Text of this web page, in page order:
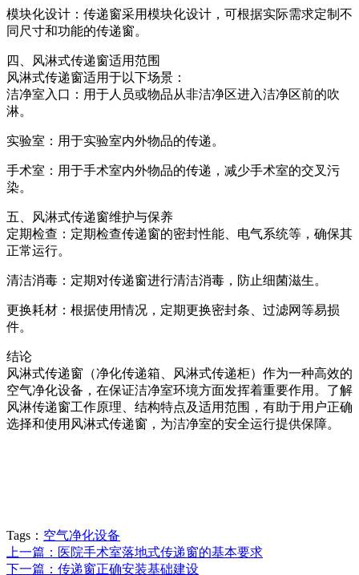
模块化设计：传递窗采用模块化设计，可根据实际需求定制不
同尺寸和功能的传递窗。
四、风淋式传递窗适用范围
风淋式传递窗适用于以下场景：
洁净室入口：用于人员或物品从非洁净区进入洁净区前的吹
淋。
实验室：用于实验室内外物品的传递。
手术室：用于手术室内外物品的传递，减少手术室的交叉污
染。
五、风淋式传递窗维护与保养
定期检查：定期检查传递窗的密封性能、电气系统等，确保其
正常运行。
清洁消毒：定期对传递窗进行清洁消毒，防止细菌滋生。
更换耗材：根据使用情况，定期更换密封条、过滤网等易损
件。
结论
风淋式传递窗（净化传递箱、风淋式传递柜）作为一种高效的
空气净化设备，在保证洁净室环境方面发挥着重要作用。了解
风淋传递窗工作原理、结构特点及适用范围，有助于用户正确
选择和使用风淋式传递窗，为洁净室的安全运行提供保障。
Tags： 空气净化设备
上一篇：医院手术室落地式传递窗的基本要求
下一篇：传递窗正确安装基础建设